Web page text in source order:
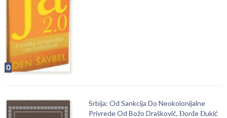
0
Srbija: Od Sankcija Do Neokolonijalne
Privrede Od Božo Drašković, Đorđe Đukić